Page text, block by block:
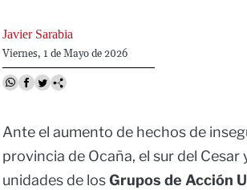
Javier Sarabia
Viernes, 1 de Mayo de 2026
Ante el aumento de hechos de
provincia de Ocaña, el sur del
unidades de losGrupos de Acción